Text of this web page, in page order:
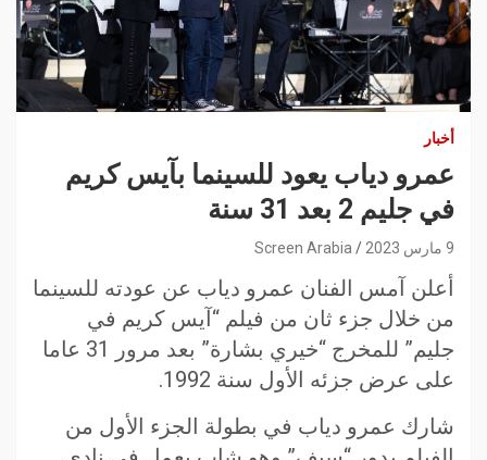
أخبار
عمرو دياب يعود للسينما بآيس كريم
في جليم 2 بعد 31 سنة
9 مارس 2023 Screen Arabia
أعلن آمس الفنان عمرو دياب عن عودته للسينما
من خلال جزء ثان من فيلم “آيس كريم في
جليم” للمخرج “خيري بشارة” بعد مرور 31 عاما
على عرض جزئه الأول سنة 1992.
شارك عمرو دياب في بطولة الجزء الأول من